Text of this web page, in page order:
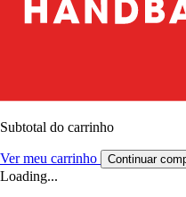
Subtotal do carrinho
Ver meu carrinho Continuar
Loading...